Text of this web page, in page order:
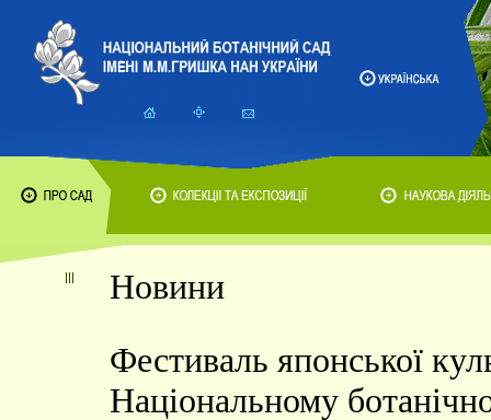
Новини
Фестиваль японської
Національному